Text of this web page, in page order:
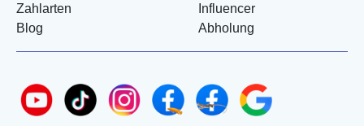
Zahlarten
Blog
Influencer
Abholung